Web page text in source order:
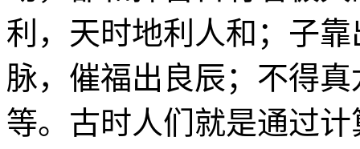
利，天时地利人和；子
脉，催福出良辰；不得
等。古时人们就是通过